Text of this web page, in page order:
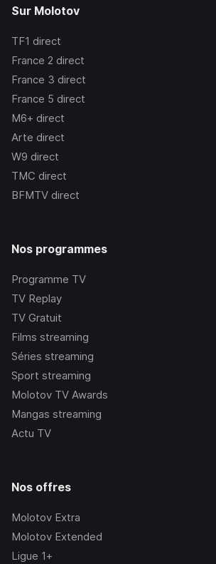
Sur Molotov
TF1 direct
France 2 direct
France 3 direct
France 5 direct
M6+ direct
Arte direct
W9 direct
TMC direct
BFMTV direct
Nos programmes
Programme TV
TV Replay
TV Gratuit
Films streaming
Séries streaming
Sport streaming
Molotov TV Awards
Mangas streaming
Actu TV
Nos offres
Molotov Extra
Molotov Extended
Ligue 1+